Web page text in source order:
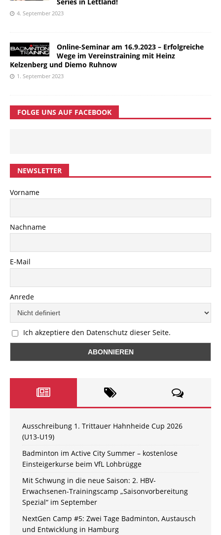
4. September 2023
Online-Seminar am 16.9.2023 – Erfolgreiche
Wege im Vereinstraining mit Heinz
Kelzenberg und Diemo Ruhnow
1. September 2023
FOLGE UNS AUF FACEBOOK
NEWSLETTER
Vorname
Nachname
E-Mail
Anrede
Ich akzeptiere den Datenschutz dieser Seite.
Ausschreibung 1. Trittauer Hahnheide Cup 2026
(U13-U19)
Badminton im Active City Summer – kostenlose
Einsteigerkurse beim VfL Lohbrügge
Mit Schwung in die neue Saison: 2. HBV-
Erwachsenen-Trainingscamp „Saisonvorbereitung
Spezial“ im September
NextGen Camp #5: Zwei Tage Badminton, Austausch
und Entwicklung in Hamburg